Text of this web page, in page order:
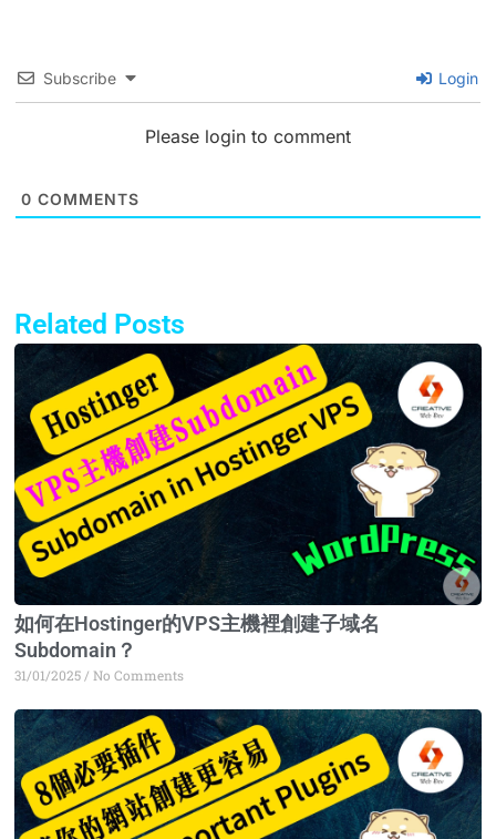
Subscribe Login
Please login to comment
0 COMMENTS
Related Posts
如何在Hostinger的VPS主機裡創建子域名
Subdomain？
31/01/2025 No Comments
PagePagePage Page